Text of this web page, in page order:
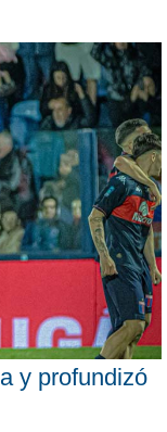
y profundizó